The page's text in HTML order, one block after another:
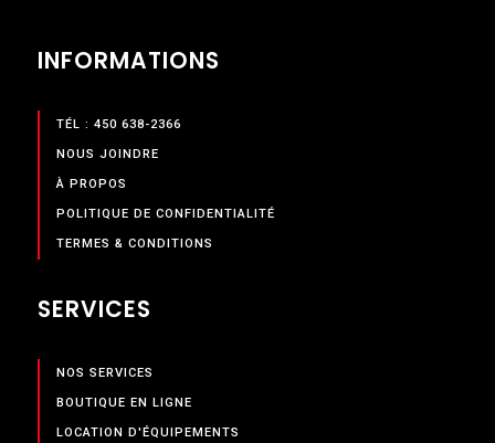
INFORMATIONS
TÉL : 450 638-2366
NOUS JOINDRE
À PROPOS
POLITIQUE DE CONFIDENTIALITÉ
TERMES & CONDITIONS
SERVICES
NOS SERVICES
BOUTIQUE EN LIGNE
LOCATION D'ÉQUIPEMENTS